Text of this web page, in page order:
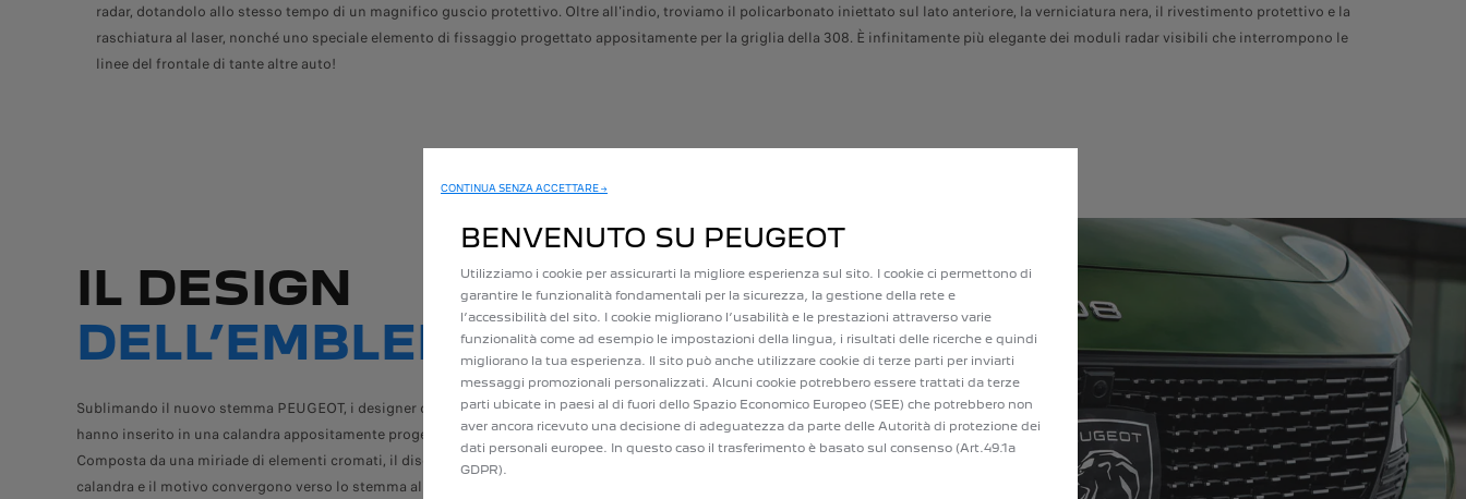
radar, dotandolo allo stesso tempo di un magnifico guscio protettivo. Oltre all'indio, troviamo il policarbonato iniettato sul lato anteriore, la verniciatura nera, il rivestimento protettivo e la
raschiatura al laser, nonché uno speciale elemento di fissaggio progettato appositamente per la griglia della 308. È infinitamente più elegante dei moduli radar visibili che interrompono le
linee del frontale di tante altre auto!
IL DESIGN
DELL’EMBLEMA
Sublimando il nuovo stemma PEUGEOT, i designer del marchio lo
hanno inserito in una calandra appositamente progettata.
Composta da una miriade di elementi cromati, il disegno della
calandra e il motivo convergono verso lo stemma al centro della
CONTINUA SENZA ACCETTARE →
BENVENUTO SU PEUGEOT
Utilizziamo i cookie per assicurarti la migliore esperienza sul sito. I cookie ci permettono di
garantire le funzionalità fondamentali per la sicurezza, la gestione della rete e
l’accessibilità del sito. I cookie migliorano l’usabilità e le prestazioni attraverso varie
funzionalità come ad esempio le impostazioni della lingua, i risultati delle ricerche e quindi
migliorano la tua esperienza. Il sito può anche utilizzare cookie di terze parti per inviarti
messaggi promozionali personalizzati. Alcuni cookie potrebbero essere trattati da terze
parti ubicate in paesi al di fuori dello Spazio Economico Europeo (SEE) che potrebbero non
aver ancora ricevuto una decisione di adeguatezza da parte delle Autorità di protezione dei
dati personali europee. In questo caso il trasferimento è basato sul consenso (Art.49.1a
GDPR).